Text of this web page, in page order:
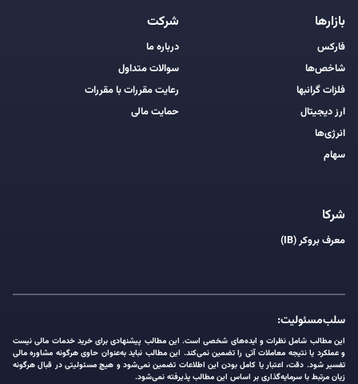
بازارها
فارکس
شاخص‌ها
فلزات گرانبها
ارز دیجیتال
انرژی‌ها
سهام
شرکت
درباره ما
سوالات متداول
رعایت مقررات با مقررات
حمایت مالی
شرکا
معرف بروکر (IB)
سلب‌مسئولیت:
این مطالب شامل نظرات و ایده‌های شخصی است. این مطالب پیشنهادی برای خرید خدمات مالی نیست
و عملکرد یا نتیجه معاملات آتی را تضمین نمی‌کند. این مطالب نباید به‌عنوان حاوی هرگونه مشاوره مالی
تفسیر شود. دقت، اعتبار یا کامل بودن این اطلاعات تضمین نمی‌شود و هیچ مسئولیتی در قبال هرگونه
زیان مرتبط با سرمایه‌گذاری بر اساس این مطالب پذیرفته نمی‌شود.